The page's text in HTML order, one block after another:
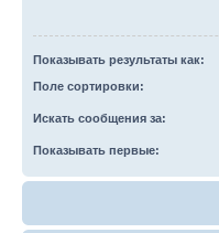
Показывать результаты как:
Поле сортировки:
Искать сообщения за:
Показывать первые: